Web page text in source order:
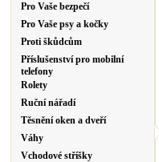
Pro Vaše bezpečí
Pro Vaše psy a kočky
Proti škůdcům
Příslušenství pro mobilní
telefony
Rolety
Ruční nářadí
Těsnění oken a dveří
Váhy
Vchodové stříšky